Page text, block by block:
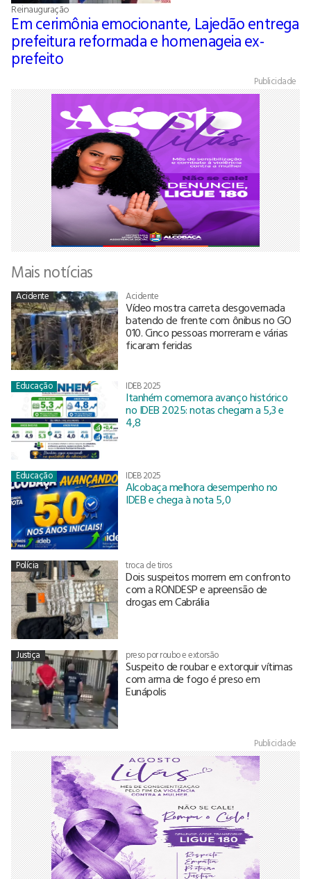
Reinauguração
Em cerimônia emocionante, Lajedão entrega
prefeitura reformada e homenageia ex-
prefeito
Publicidade
Mais notícias
Acidente Acidente
Vídeo mostra carreta desgovernada
batendo de frente com ônibus no GO
010. Cinco pessoas morreram e várias
ficaram feridas
Educação IDEB 2025
Itanhém comemora avanço histórico
no IDEB 2025: notas chegam a 5,3 e
4,8
Educação IDEB 2025
Alcobaça melhora desempenho no
IDEB e chega à nota 5,0
Polícia troca de tiros
Dois suspeitos morrem em confronto
com a RONDESP e apreensão de
drogas em Cabrália
Justiça preso por roubo e extorsão
Suspeito de roubar e extorquir vítimas
com arma de fogo é preso em
Eunápolis
Publicidade